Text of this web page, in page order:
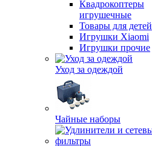
Квадрокоптеры
игрушечные
Товары для детей
Игрушки Xiaomi
Игрушки прочие
Уход за одеждой
Чайные наборы